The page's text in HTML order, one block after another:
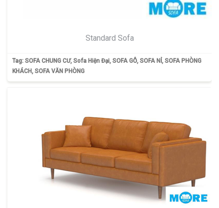
Standard Sofa
Tag: SOFA CHUNG CƯ, Sofa Hiện Đại, SOFA GỖ, SOFA NỈ , SOFA PHÒNG
KHÁCH, SOFA VĂN PHÒNG